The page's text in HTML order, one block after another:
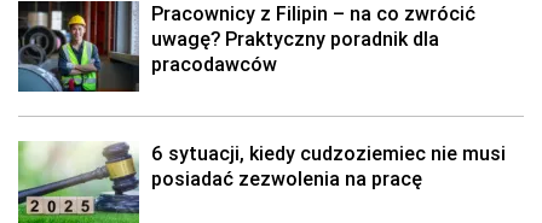
Pracownicy z Filipin – na co zwrócić
uwagę? Praktyczny poradnik dla
pracodawców
6 sytuacji, kiedy cudzoziemiec nie musi
posiadać zezwolenia na pracę